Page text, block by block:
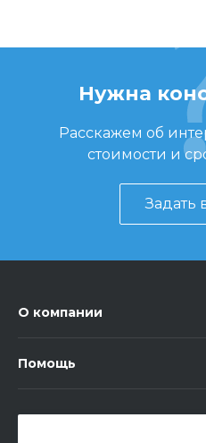
Нужна
Расскажем об
стоимости и
Задать
О компании
Помощь